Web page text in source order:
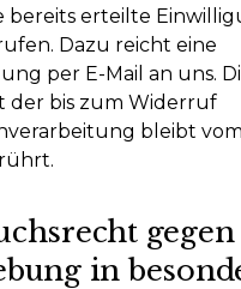
bereits erteilte
Dazu reicht eine
per E-Mail an uns.
der bis zum Widerruf
bleibt vom
gegen
in